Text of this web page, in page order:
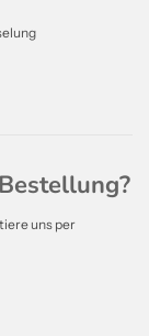
uns per